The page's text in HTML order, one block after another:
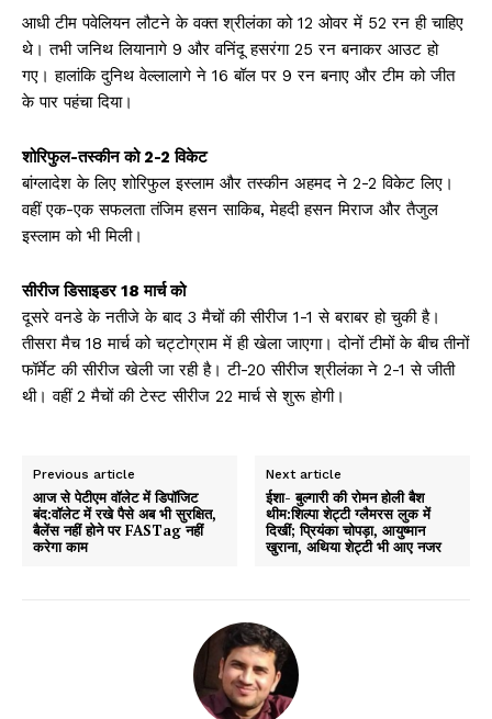
आधी टीम पवेलियन लौटने के वक्त श्रीलंका को 12 ओवर में 52 रन ही चाहिए
थे। तभी जनिथ लियानागे 9 और वनिंदू हसरंगा 25 रन बनाकर आउट हो
गए। हालांकि दुनिथ वेल्लालागे ने 16 बॉल पर 9 रन बनाए और टीम को जीत
के पार पहंचा दिया।
शोरिफुल-तस्कीन को 2-2 विकेट
बांग्लादेश के लिए शोरिफुल इस्लाम और तस्कीन अहमद ने 2-2 विकेट लिए।
वहीं एक-एक सफलता तंजिम हसन साकिब, मेहदी हसन मिराज और तैजुल
इस्लाम को भी मिली।
सीरीज डिसाइडर 18 मार्च को
दूसरे वनडे के नतीजे के बाद 3 मैचों की सीरीज 1-1 से बराबर हो चुकी है।
तीसरा मैच 18 मार्च को चट्टोग्राम में ही खेला जाएगा। दोनों टीमों के बीच तीनों
फॉर्मेट की सीरीज खेली जा रही है। टी-20 सीरीज श्रीलंका ने 2-1 से जीती
थी। वहीं 2 मैचों की टेस्ट सीरीज 22 मार्च से शुरू होगी।
Previous article
आज से पेटीएम वॉलेट में डिपॉजिट
बंद:वॉलेट में रखे पैसे अब भी सुरक्षित,
बैलेंस नहीं होने पर FASTag नहीं
करेगा काम
Next article
ईशा- बुल्गारी की रोमन होली बैश
थीम:शिल्पा शेट्टी ग्लैमरस लुक में
दिखीं; प्रियंका चोपड़ा, आयुष्मान
खुराना, अथिया शेट्टी भी आए नजर